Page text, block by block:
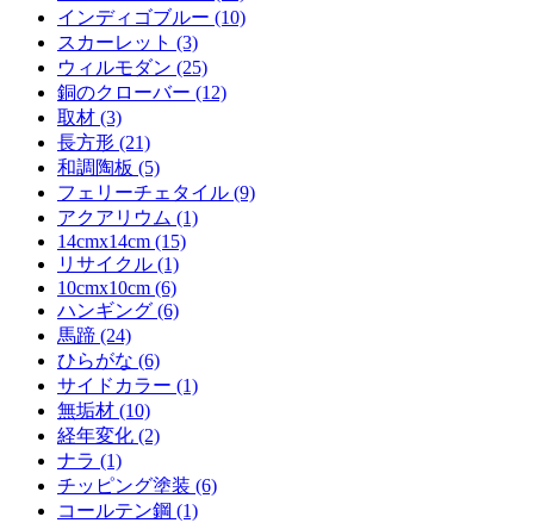
インディゴブルー (10)
スカーレット (3)
ウィルモダン (25)
銅のクローバー (12)
取材 (3)
長方形 (21)
和調陶板 (5)
フェリーチェタイル (9)
アクアリウム (1)
14cmx14cm (15)
リサイクル (1)
10cmx10cm (6)
ハンギング (6)
馬蹄 (24)
ひらがな (6)
サイドカラー (1)
無垢材 (10)
経年変化 (2)
ナラ (1)
チッピング塗装 (6)
コールテン鋼 (1)